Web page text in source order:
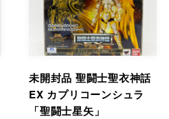
未開封品 聖闘士聖衣神話
EX カプリコーンシュラ
「聖闘士星矢」